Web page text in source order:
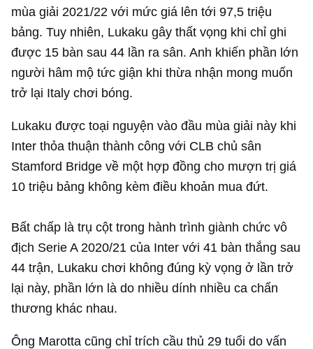
mùa giải 2021/22 với mức giá lên tới 97,5 triệu
bảng. Tuy nhiên, Lukaku gây thất vọng khi chỉ ghi
được 15 bàn sau 44 lần ra sân. Anh khiến phần lớn
người hâm mộ tức giận khi thừa nhận mong muốn
trở lại Italy chơi bóng.
Lukaku được toại nguyện vào đầu mùa giải này khi
Inter thỏa thuận thành công với CLB chủ sân
Stamford Bridge về một hợp đồng cho mượn trị giá
10 triệu bảng không kèm điều khoản mua đứt.
Bất chấp là trụ cột trong hành trình giành chức vô
địch Serie A 2020/21 của Inter với 41 bàn thắng sau
44 trận, Lukaku chơi không đúng kỳ vọng ở lần trở
lại này, phần lớn là do nhiều dính nhiều ca chấn
thương khác nhau.
Ông Marotta cũng chỉ trích cầu thủ 29 tuổi do vấn